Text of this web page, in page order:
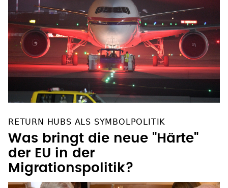
Was bringt die neue "Härte"
der EU in der
Migrationspolitik?